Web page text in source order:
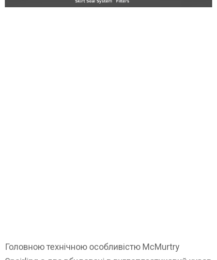
Головною технічною особливістю McMurtry